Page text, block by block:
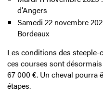
d’Angers
Samedi 22 novembre
Bordeaux
Les conditions des steeple-
ces courses sont
67 000 €. Un cheval pourra
étapes.